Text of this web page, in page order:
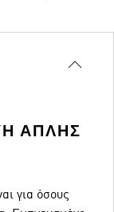
ΑΠΛΉΣ
για όσους